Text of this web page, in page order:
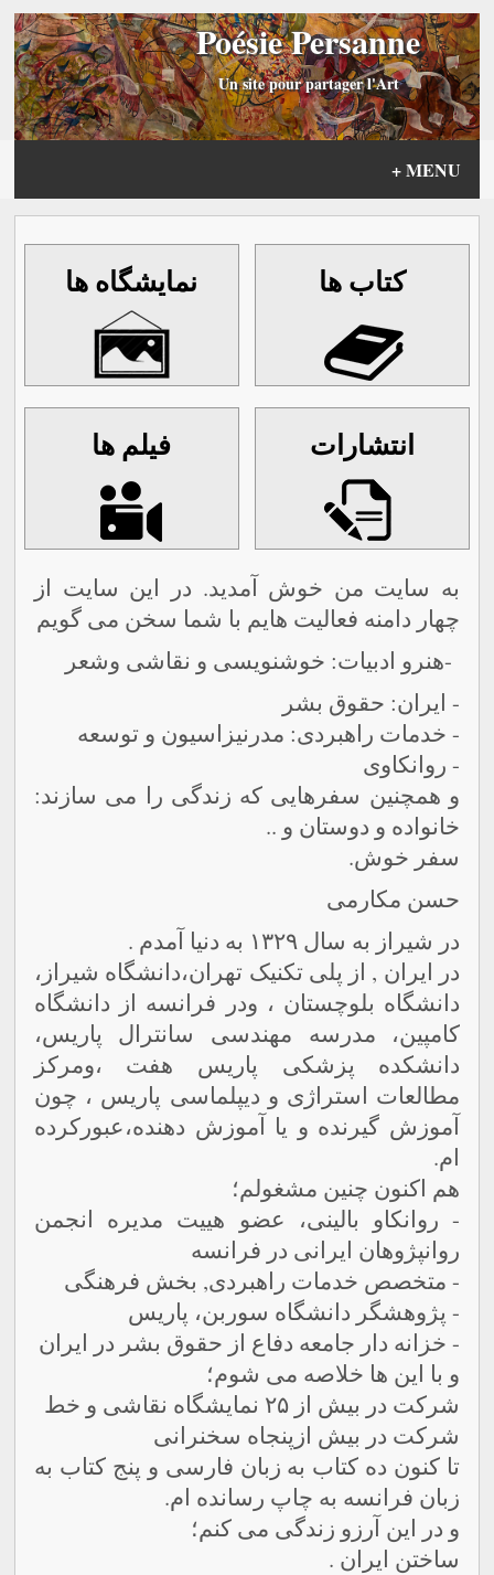
Poésie Persanne
Un site pour partager l'Art
MENU
+
نمايشگاه ها کتاب ها
فیلم ها انتشارات
به سایت من خوش آمدید. در این سایت از
چهار دامنه فعالیت هایم با شما سخن می گویم
-هنرو ادبیات: خوشنویسی و نقاشی وشعر
- ایران: حقوق بشر
- خدمات راهبردی: مدرنیزاسیون و توسعه
- روانکاوی
و همچنین سفرهایی که زندگی را می سازند:
خانواده و دوستان و ..
سفر خوش.
حسن مکارمی
در شیراز به سال ۱۳۲۹ به دنیا آمدم .
در ایران , از پلی تکنیک تهران،دانشگاه شیراز،
دانشگاه بلوچستان ، ودر فرانسه از دانشگاه
کامپین، مدرسه مهندسی سانترال پاریس،
دانشکده پزشکی پاریس هفت ،ومرکز
مطالعات استراژی و دیپلماسی پاریس ، چون
آموزش گیرنده و یا آموزش دهنده،عبورکرده
ام.
هم اکنون چنین مشغولم؛
- روانکاو بالینی، عضو هییت مدیره انجمن
روانپژوهان ایرانی در فرانسه
- متخصص خدمات راهبردی, بخش فرهنگی
- پژوهشگر دانشگاه سوربن، پاریس
- خزانه دار جامعه دفاع از حقوق بشر در ایران
و با این ها خلاصه می شوم؛
شرکت در بیش از ۲۵ نمایشگاه نقاشی و خط
شرکت در بیش ازپنجاه سخنرانی
تا کنون ده کتاب به زبان فارسی و پنج کتاب به
زبان فرانسه به چاپ رسانده ام.
و در این آرزو زندگی می کنم؛
ساختن ایران .